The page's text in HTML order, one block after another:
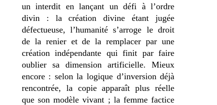
un interdit en lançant un défi à l’ordre
divin : la création divine étant jugée
défectueuse, l’humanité s’arroge le droit
de la renier et de la remplacer par une
création indépendante qui finit par faire
oublier sa dimension artificielle. Mieux
encore : selon la logique d’inversion déjà
rencontrée, la copie apparaît plus réelle
que son modèle vivant ; la femme factice